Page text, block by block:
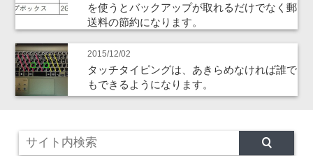
を使うとバックアップが取れるだけでなく郵
送料の節約になります。
2015/12/02
タッチタイピングは、あきらめなければ誰で
もできるようになります。